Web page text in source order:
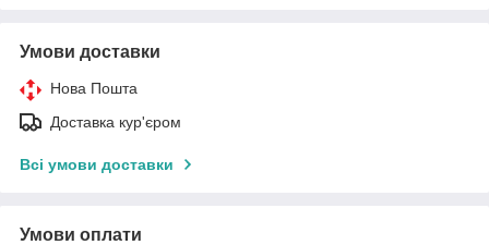
Умови доставки
Нова Пошта
Доставка кур'єром
Всі умови доставки
Умови оплати